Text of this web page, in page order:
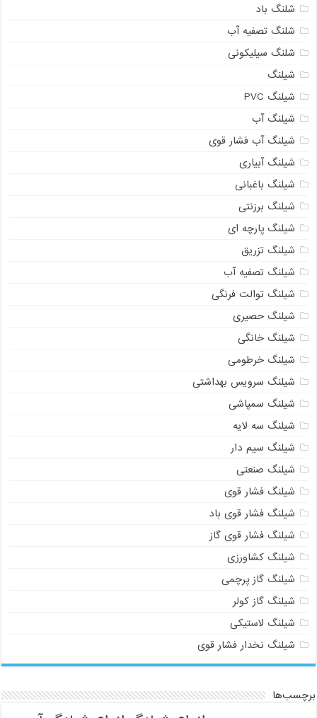
شلنگ باد
شلنگ تصفیه آب
شلنگ سیلیکونی
شیلنگ
شیلنگ PVC
شیلنگ آب
شیلنگ آب فشار قوی
شیلنگ آبیاری
شیلنگ باغبانی
شیلنگ برزنتی
شیلنگ پارچه ای
شیلنگ تزریق
شیلنگ تصفیه آب
شیلنگ توالت فرنگی
شیلنگ حصیری
شیلنگ خانگی
شیلنگ خرطومی
شیلنگ سرویس بهداشتی
شیلنگ سمپاشی
شیلنگ سه لایه
شیلنگ سیم دار
شیلنگ صنعتی
شیلنگ فشار قوی
شیلنگ فشار قوی باد
شیلنگ فشار قوی گاز
شیلنگ کشاورزی
شیلنگ گاز پرچمی
شیلنگ گاز کولر
شیلنگ لاستیکی
شیلنگ نخدار فشار قوی
برچسب‌ها